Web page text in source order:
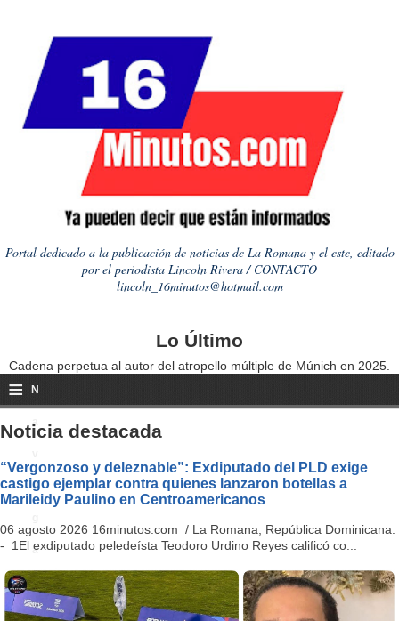
Portal dedicado a la publicación de noticias de La Romana y el este, editado
por el periodista Lincoln Rivera / CONTACTO
lincoln_16minutos@hotmail.com
Lo Último
Cadena perpetua al autor del atropello múltiple de Múnich en 2025.
≡ N
a
i
a
ti
o
Noticia destacada
“Vergonzoso y deleznable”: Exdiputado del PLD exige
castigo ejemplar contra quienes lanzaron botellas a
Marileidy Paulino en Centroamericanos
06 agosto 2026 16minutos.com / La Romana, República Dominicana.
- 1El exdiputado peledeísta Teodoro Urdino Reyes calificó co...